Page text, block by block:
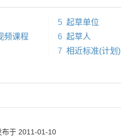
频课程
5 起草单位
6 起草人
7 相近标准(计划)
布于 2011-01-10